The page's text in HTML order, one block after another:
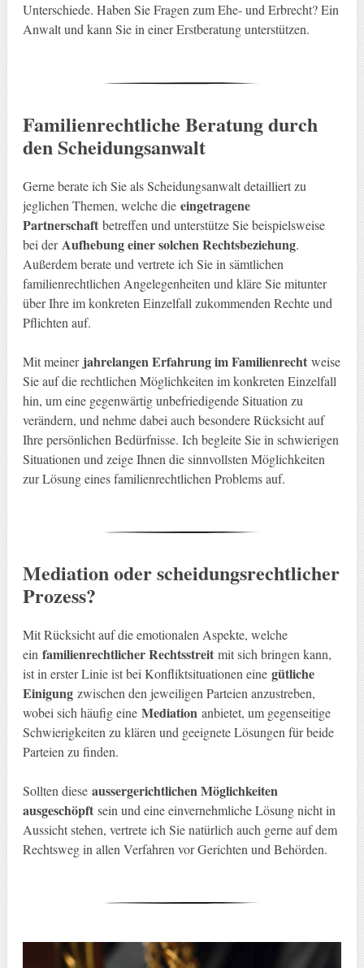
Unterschiede. Haben Sie Fragen zum Ehe- und Erbrecht? Ein
Anwalt und kann Sie in einer Erstberatung unterstützen.
Familienrechtliche Beratung durch
den Scheidungsanwalt
Gerne berate ich Sie als Scheidungsanwalt detailliert zu
jeglichen Themen, welche die eingetragene
Partnerschaftbetreffen und unterstütze Sie beispielsweise
bei derAufhebung einer solchen Rechtsbeziehung.
Außerdem berate und vertrete ich Sie in sämtlichen
familienrechtlichen Angelegenheiten und kläre Sie mitunter
über Ihre im konkreten Einzelfall zukommenden Rechte und
Pflichten auf.
Mit meiner jahrelangen Erfahrung im Familienrechtweise
Sie auf die rechtlichen Möglichkeiten im konkreten Einzelfall
hin, um eine gegenwärtig unbefriedigende Situation zu
verändern, und nehme dabei auch besondere Rücksicht auf
Ihre persönlichen Bedürfnisse. Ich begleite Sie in schwierigen
Situationen und zeige Ihnen die sinnvollsten Möglichkeiten
zur Lösung eines familienrechtlichen Problems auf.
Mediation oder scheidungsrechtlicher
Prozess?
Mit Rücksicht auf die emotionalen Aspekte, welche
ein familienrechtlicher Rechtsstreit mit sich bringen kann,
ist in erster Linie ist bei Konfliktsituationen eine gütliche
Einigungzwischen den jeweiligen Parteien anzustreben,
wobei sich häufig eine Mediation anbietet, um gegenseitige
Schwierigkeiten zu klären und geeignete Lösungen für beide
Parteien zu finden.
Sollten diese aussergerichtlichen Möglichkeiten
ausgeschöpftsein und eine einvernehmliche Lösung nicht in
Aussicht stehen, vertrete ich Sie natürlich auch gerne auf dem
Rechtsweg in allen Verfahren vor Gerichten und Behörden.